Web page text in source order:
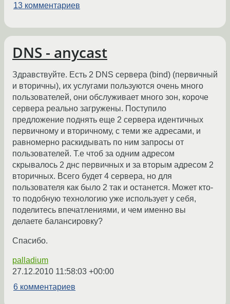
13 комментариев
DNS - anycast
Здравствуйте. Есть 2 DNS серверa (bind) (первичный
и вторичны), их услугами пользуются очень много
пользователей, они обслуживает много зон, короче
сервера реально загружены. Поступило
предложение поднять еще 2 сервера идентичных
первичному и вторичному, с теми же адресами, и
равномерно раскидывать по ним запросы от
пользователей. Т.е чтоб за одним адресом
скрывалось 2 днс первичных и за вторым адресом 2
вторичных. Всего будет 4 сервера, но для
пользователя как было 2 так и останется. Может кто-
то подобную технологию уже использует у себя,
поделитесь впечатлениями, и чем именно вы
делаете балансировку?
Спасибо.
palladium
27.12.2010 11:58:03 +00:00
6 комментариев